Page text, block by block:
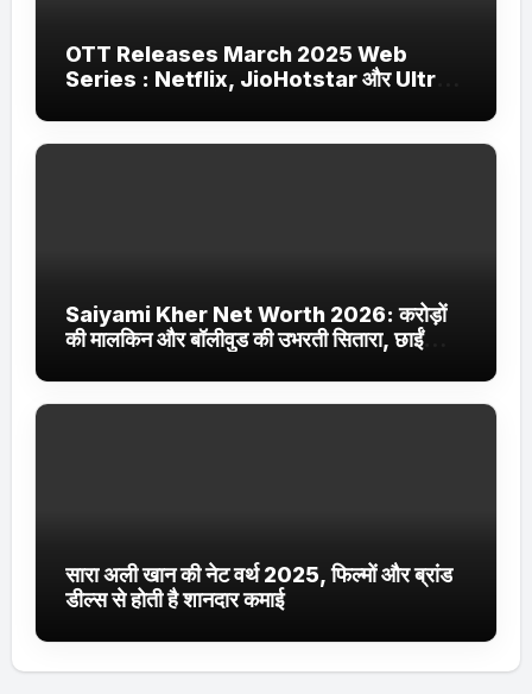
OTT Releases March 2025 Web
Series : Netflix, JioHotstar और Ultra
Saiyami Kher Net Worth 2026: करोड़ों
की मालकिन और बॉलीवुड की उभरती सितारा, छाईं
सारा अली खान की नेट वर्थ 2025, फिल्मों और ब्रांड
डील्स से होती है शानदार कमाई